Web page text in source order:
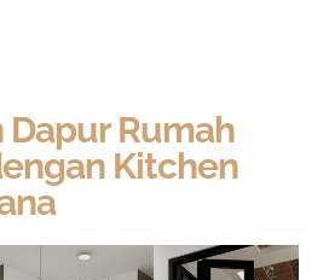
Dapur Rumah
Kitchen